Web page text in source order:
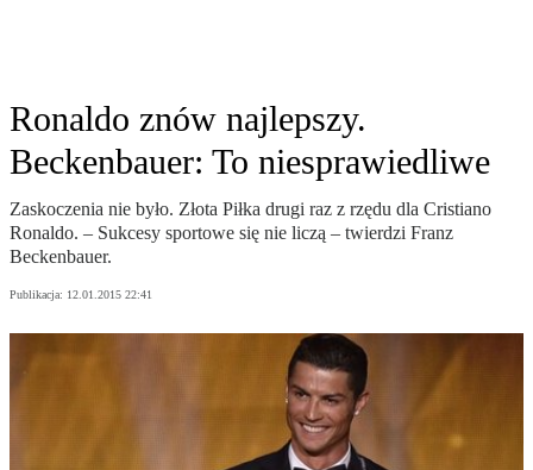
Ronaldo znów najlepszy.
Beckenbauer: To niesprawiedliwe
Zaskoczenia nie było. Złota Piłka drugi raz z rzędu dla Cristiano
Ronaldo. – Sukcesy sportowe się nie liczą – twierdzi Franz
Beckenbauer.
Publikacja: 12.01.2015 22:41